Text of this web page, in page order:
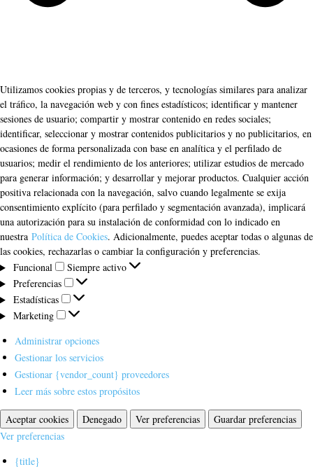
Utilizamos cookies propias y de terceros, y tecnologías similares para analizar
el tráfico, la navegación web y con fines estadísticos; identificar y mantener
sesiones de usuario; compartir y mostrar contenido en redes sociales;
identificar, seleccionar y mostrar contenidos publicitarios y no publicitarios, en
ocasiones de forma personalizada con base en analítica y el perfilado de
usuarios; medir el rendimiento de los anteriores; utilizar estudios de mercado
para generar información; y desarrollar y mejorar productos. Cualquier acción
positiva relacionada con la navegación, salvo cuando legalmente se exija
consentimiento explícito (para perfilado y segmentación avanzada), implicará
una autorización para su instalación de conformidad con lo indicado en
nuestra Política de Cookies. Adicionalmente, puedes aceptar todas o algunas de
las cookies, rechazarlas o cambiar la configuración y preferencias.
Funcional
Funcional
Siempre activo
Preferencias
Preferencias
Estadísticas
Estadísticas
Marketing
Marketing
Administrar opciones
Gestionar los servicios
Gestionar {vendor_count} proveedores
Leer más sobre estos propósitos
Aceptar cookies Denegado Ver preferencias
Guardar preferencias
Ver preferencias
{title}